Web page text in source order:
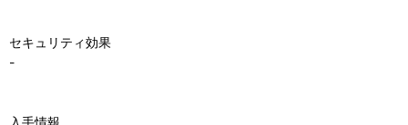
セキュリティ効果
-